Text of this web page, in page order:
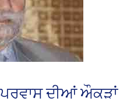
ਦੀਆਂ ਔਕੜਾਂ